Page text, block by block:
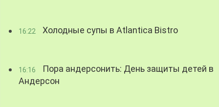
16:22 Холодные супы в Atlantica Bistro
16:16
Пора андерсонить: День защиты детей в
Андерсон